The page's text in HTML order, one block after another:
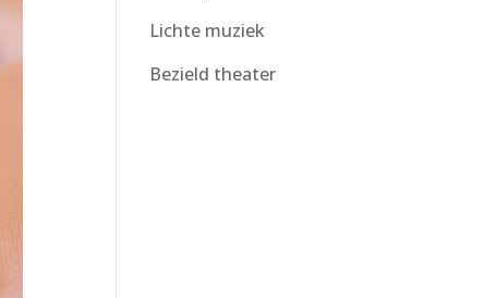
Lichte muziek
Bezield theater